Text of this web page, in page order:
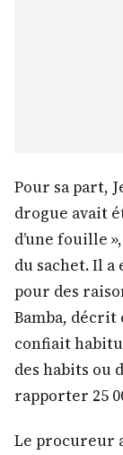
Pour sa part,
drogue avait
d’une fouille
du sachet. Il
pour des
Bamba, décrit
confiait
des habits ou
rapporter 25
Le procureur